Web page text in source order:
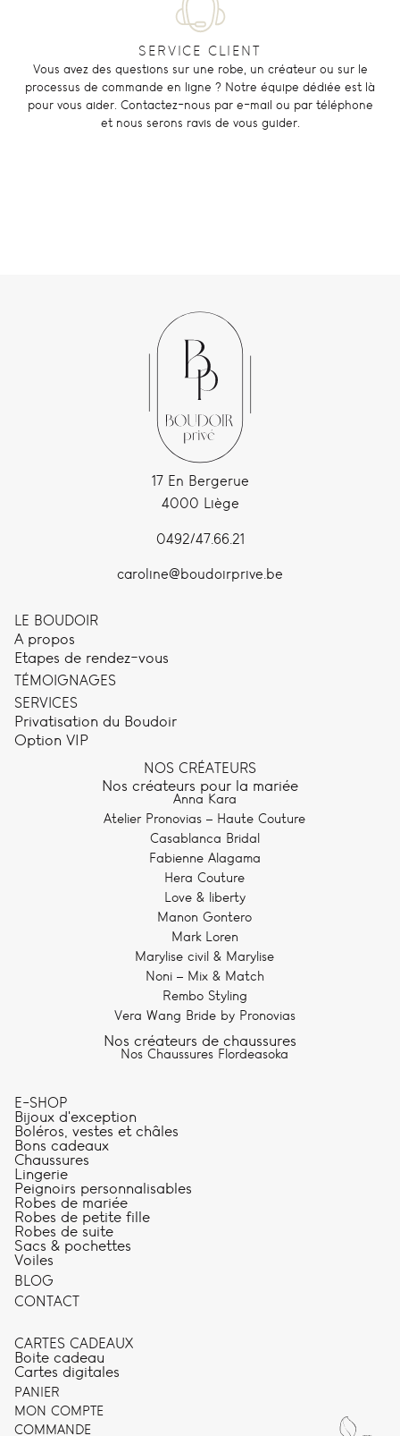
SERVICE CLIENT
Vous avez des questions sur une robe, un créateur ou sur le
processus de commande en ligne ? Notre équipe dédiée est là
pour vous aider. Contactez-nous par e-mail ou par téléphone
et nous serons ravis de vous guider.
17 En Bergerue
4000 Liège
0492/47.66.21
caroline@boudoirprive.be
LE BOUDOIR
A propos
Etapes de rendez-vous
TÉMOIGNAGES
SERVICES
Privatisation du Boudoir
Option VIP
NOS CRÉATEURS
Nos créateurs pour la mariée
Anna Kara
Atelier Pronovias – Haute Couture
Casablanca Bridal
Fabienne Alagama
Hera Couture
Love & liberty
Manon Gontero
Mark Loren
Marylise civil & Marylise
Noni – Mix & Match
Rembo Styling
Vera Wang Bride by Pronovias
Nos créateurs de chaussures
Nos Chaussures Flordeasoka
E-SHOP
Bijoux d'exception
Boléros, vestes et châles
Bons cadeaux
Chaussures
Lingerie
Peignoirs personnalisables
Robes de mariée
Robes de petite fille
Robes de suite
Sacs & pochettes
Voiles
BLOG
CONTACT
CARTES CADEAUX
Boite cadeau
Cartes digitales
PANIER
MON COMPTE
COMMANDE